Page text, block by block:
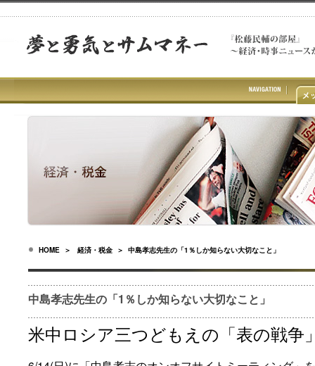
HOME ＞ 経済・税金 ＞ 中島孝志先生の「1％しか知らない大切なこと」
中島孝志先生の「1％しか知らない大切なこと」
米中ロシア三つどもえの「表の戦争